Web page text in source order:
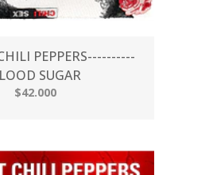
PEPPERS----------
SUGAR
$42.000